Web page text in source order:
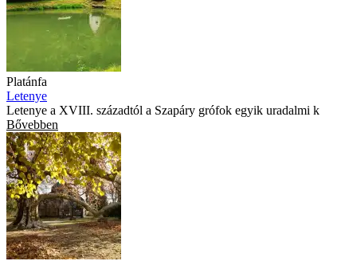
Platánfa
Letenye
Letenye a XVIII. századtól a Szapáry grófok egyik uradalmi k
Bővebben